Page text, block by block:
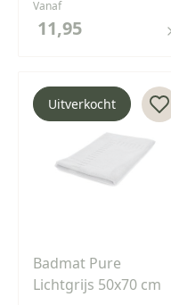
Vanaf
11,95
Uitverkocht
Badmat Pure
Lichtgrijs 50x70 cm